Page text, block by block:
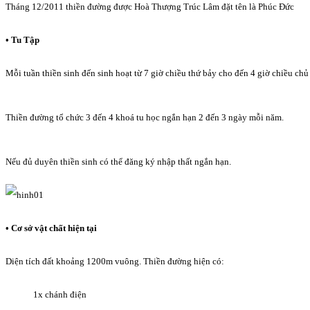
Tháng 12/2011 thiền đường được Hoà Thượng Trúc Lâm đặt tên là Phúc Đức
• Tu Tập
Mỗi tuần thiền sinh đến sinh hoạt từ 7 giờ chiều thứ bảy cho đến 4 giờ chiều
Thiền đường tổ chức 3 đến 4 khoá tu học ngắn hạn 2 đến 3 ngày mỗi năm.
Nếu đủ duyên thiền sinh có thể đăng ký nhập thất ngắn hạn.
• Cơ sở vật chất hiện tại
Diện tích đất khoảng 1200m vuông. Thiền đường hiện có:
1x chánh điện